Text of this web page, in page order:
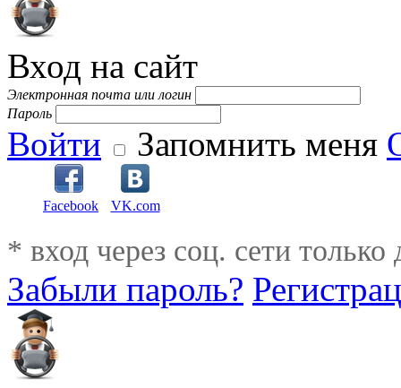
Вход на сайт
Электронная почта или логин
Пароль
Войти Запомнить меня
Facebook VK.com
* вход через соц. сети
Забыли пароль?